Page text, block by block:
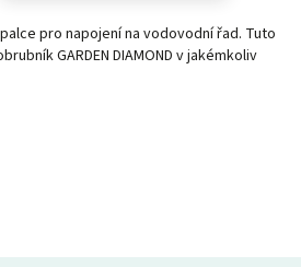
pro napojení na vodovodní řad. Tuto
GARDEN DIAMOND v jakémkoliv